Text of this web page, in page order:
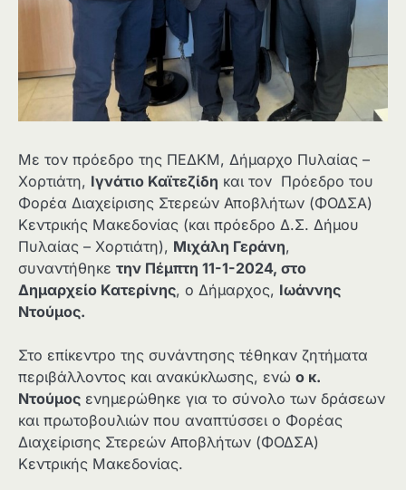
Με τον πρόεδρο της ΠΕΔΚΜ, Δήμαρχο Πυλαίας –
Χορτιάτη, Ιγνάτιο Καϊτεζίδη και τον Πρόεδρο του
Φορέα Διαχείρισης Στερεών Αποβλήτων (ΦΟΔΣΑ)
Κεντρικής Μακεδονίας (και πρόεδρο Δ.Σ. Δήμου
Πυλαίας – Χορτιάτη), Μιχάλη Γεράνη,
συναντήθηκε την Πέμπτη 11-1-2024, στο
Δημαρχείο Κατερίνης, ο Δήμαρχος, Ιωάννης
Ντούμος.
Στο επίκεντρο της συνάντησης τέθηκαν ζητήματα
περιβάλλοντος και ανακύκλωσης, ενώ ο κ.
Ντούμος ενημερώθηκε για το σύνολο των δράσεων
και πρωτοβουλιών που αναπτύσσει ο Φορέας
Διαχείρισης Στερεών Αποβλήτων (ΦΟΔΣΑ)
Κεντρικής Μακεδονίας.